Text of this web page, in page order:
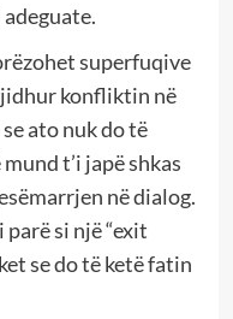
superfuqive
konfliktin në
ato nuk do të
t’i japë shkas
në dialog.
si një “exit
se do të ketë fatin